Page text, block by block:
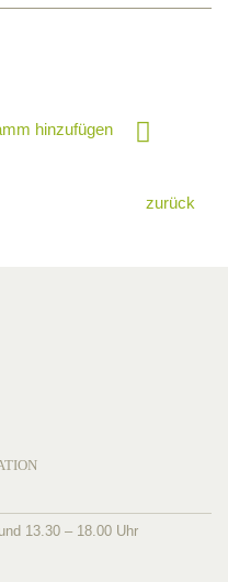
hinzufügen
zurück
13.30 – 18.00 Uhr